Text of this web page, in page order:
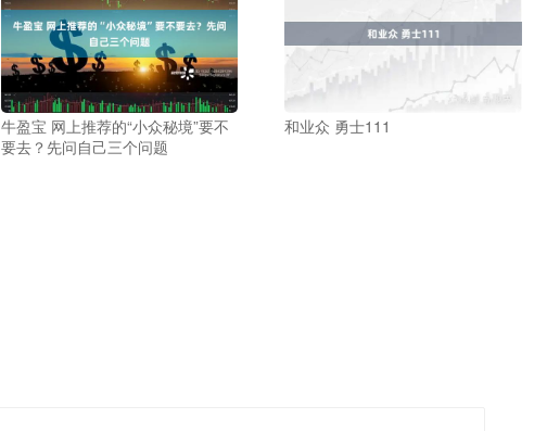
牛盈宝 网上推荐的“小众秘境”要不
要去？先问自己三个问题
和业众 勇士111